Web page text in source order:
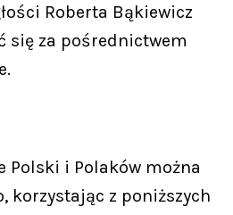
Roberta Bąkiewicz
się za pośrednictwem
Polski i Polaków można
korzystając z poniższych